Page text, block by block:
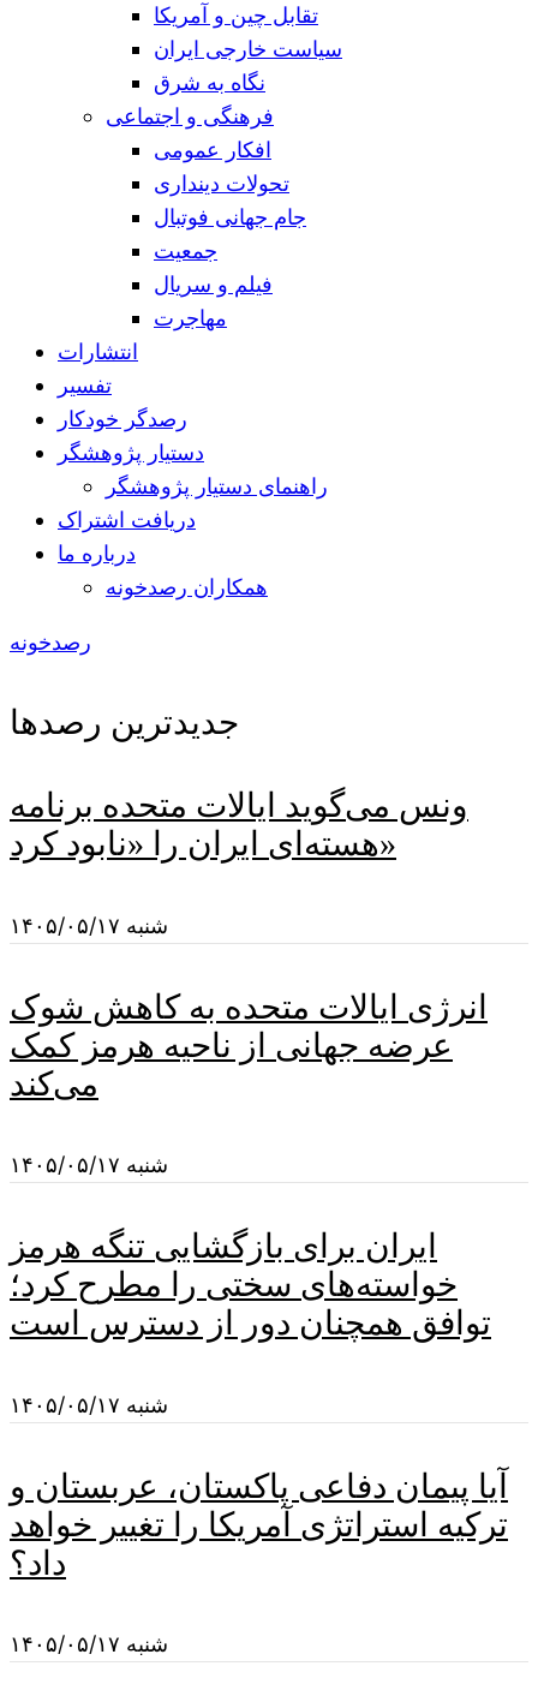
تقابل چین و آمریکا
سیاست خارجی ایران
نگاه به شرق
فرهنگی و اجتماعی
افکار عمومی
تحولات دینداری
جام جهانی فوتبال
جمعیت
فیلم و سریال
مهاجرت
انتشارات
تفسیر
رصدگر خودکار
دستیار پژوهشگر
راهنمای دستیار پژوهشگر
دریافت اشتراک
درباره ما
همکاران رصدخونه
رصدخونه
جدیدترین رصدها
ونس می‌گوید ایالات متحده برنامه
هسته‌ای ایران را «نابود کرد»
شنبه ۱۴۰۵/۰۵/۱۷
انرژی ایالات متحده به کاهش شوک
عرضه جهانی از ناحیه هرمز کمک
می‌کند
شنبه ۱۴۰۵/۰۵/۱۷
ایران برای بازگشایی تنگه هرمز
خواسته‌های سختی را مطرح کرد؛
توافق همچنان دور از دسترس است
شنبه ۱۴۰۵/۰۵/۱۷
آیا پیمان دفاعی پاکستان، عربستان و
ترکیه استراتژی آمریکا را تغییر خواهد
داد؟
شنبه ۱۴۰۵/۰۵/۱۷